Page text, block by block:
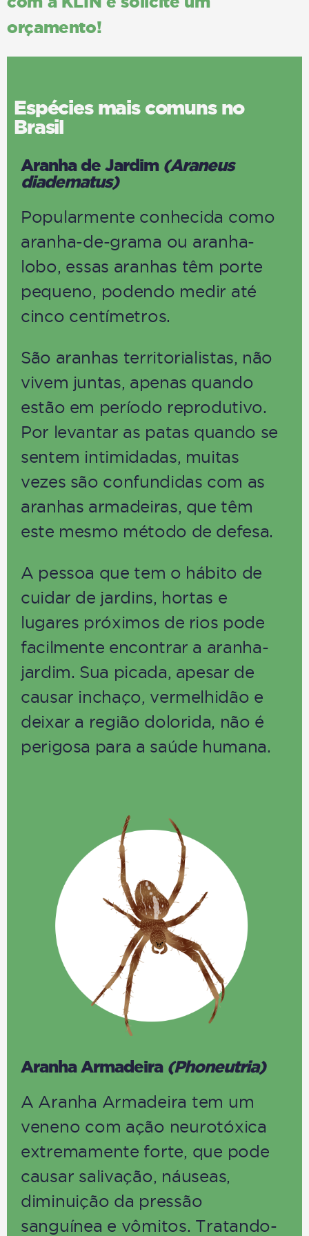
orçamento!
Espécies mais comuns no
Brasil
Aranha de Jardim (Araneus
diadematus)
Popularmente conhecida como
aranha-de-grama ou aranha-
lobo, essas aranhas têm porte
pequeno, podendo medir até
cinco centímetros.
São aranhas territorialistas, não
vivem juntas, apenas quando
estão em período reprodutivo.
Por levantar as patas quando se
sentem intimidadas, muitas
vezes são confundidas com as
aranhas armadeiras, que têm
este mesmo método de defesa.
A pessoa que tem o hábito de
cuidar de jardins, hortas e
lugares próximos de rios pode
facilmente encontrar a aranha-
jardim. Sua picada, apesar de
causar inchaço, vermelhidão e
deixar a região dolorida, não é
perigosa para a saúde humana.
Aranha Armadeira (Phoneutria)
A Aranha Armadeira tem um
veneno com ação neurotóxica
extremamente forte, que pode
causar salivação, náuseas,
diminuição da pressão
sanguínea e vômitos. Tratando-